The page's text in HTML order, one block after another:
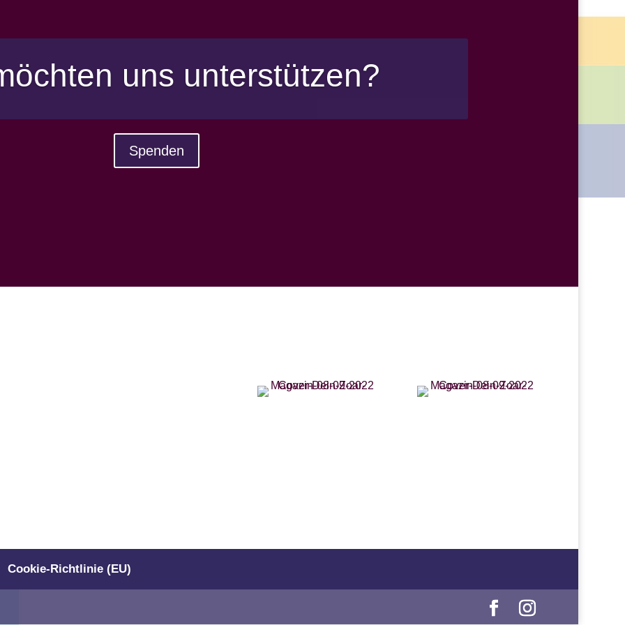
uns unterstützen?
Spenden
Cookie-Richtlinie (EU)